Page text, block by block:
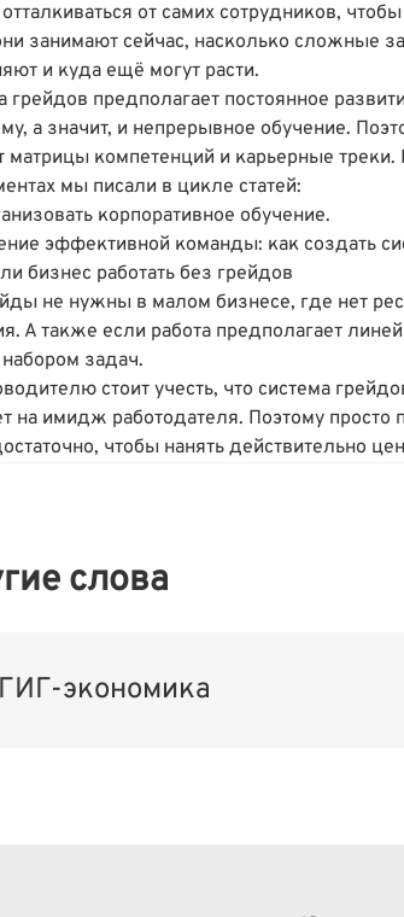
от самих сотрудников,
занимают сейчас, насколько сложные
и куда ещё могут расти.
грейдов предполагает постоянное
а значит, и непрерывное обучение.
матрицы компетенций и карьерные треки.
мы писали в цикле статей:
корпоративное обучение.
эффективной команды: как создать
бизнес работать без грейдов
не нужны в малом бизнесе, где нет
А также если работа предполагает
задач.
стоит учесть, что система
на имидж работодателя. Поэтому просто
чтобы нанять действительно
слова
ГИГ-экономика